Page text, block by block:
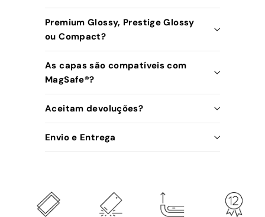
Premium Glossy, Prestige Glossy
ou Compact?
As capas são compatíveis com
MagSafe®️?
Aceitam devoluções?
Envio e Entrega